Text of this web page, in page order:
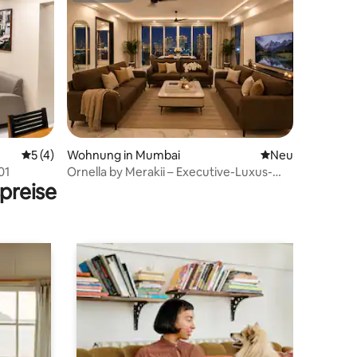
Bewertungen
Durchschnittliche Bewertung: 5 von 5, 4 Bewertungen
5 (4)
Wohnung in Mumbai Neue Unterkunft
Neu
Ornella by Merakii – Executive-Luxus-